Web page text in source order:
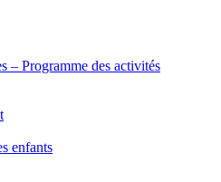
– Programme des activités
enfants